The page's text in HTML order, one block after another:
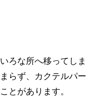
ろな所へ移ってしま
らず、カクテルパー
とがあります。